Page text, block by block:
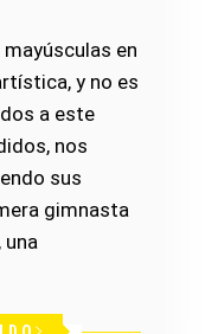
en
y no es
a este
nos
sus
gimnasta
una